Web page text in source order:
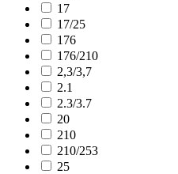
17
17/25
176
176/210
2,3/3,7
2.1
2.3/3.7
20
210
210/253
25